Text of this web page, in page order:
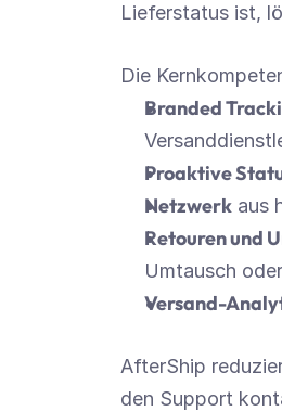
Lieferstatus ist,
Die
Branded
Proaktive
Netzwerk aus
Retouren und
Umtausch
Versand-
AfterShip
den Support